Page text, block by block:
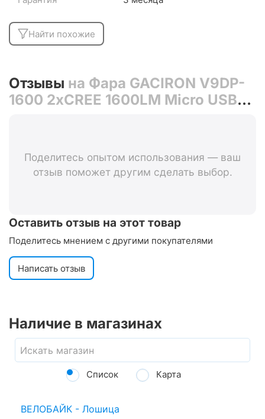
Найти похожие
Отзывы на Фара GACIRON V9DP-
1600 2xCREE 1600LM Micro USB
Поделитесь опытом использования — ваш
отзыв поможет другим сделать выбор.
Оставить отзыв на этот товар
Поделитесь мнением с другими покупателями
Написать отзыв
Наличие в магазинах
Список Карта
ВЕЛОБАЙК - Лошица